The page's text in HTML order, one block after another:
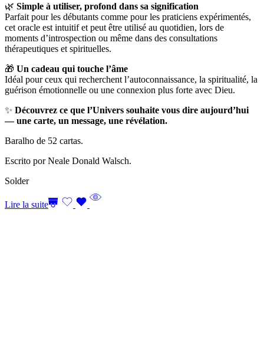
🌿 Simple à utiliser, profond dans sa signification
Parfait pour les débutants comme pour les praticiens expérimentés,
cet oracle est intuitif et peut être utilisé au quotidien, lors de
moments d’introspection ou même dans des consultations
thérapeutiques et spirituelles.
🎁 Un cadeau qui touche l’âme
Idéal pour ceux qui recherchent l’autoconnaissance, la spiritualité, la
guérison émotionnelle ou une connexion plus forte avec Dieu.
✨ Découvrez ce que l’Univers souhaite vous dire aujourd’hui
— une carte, un message, une révélation.
Baralho de 52 cartas.
Escrito por Neale Donald Walsch.
Solder
Lire la suite